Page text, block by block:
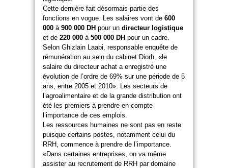
Cette dernière fait désormais partie des
fonctions en vogue. Les salaires vont de 600
000 à 900 000 DH pour un directeur logistique
et de 220 000 à 500 000 DH pour un cadre.
Selon Ghizlain Laabi, responsable enquête de
rémunération au sein du cabinet Diorh, «le
salaire du directeur achat a enregistré une
évolution de l’ordre de 69% sur une période de 5
ans, entre 2005 et 2010». Les secteurs de
l’agroalimentaire et de la grande distribution ont
été les premiers à prendre en compte
l’importance de ces emplois.
Les ressources humaines ne sont pas en reste
puisque certains postes, notamment celui du
RRH, commence à prendre de l’importance.
«Dans certaines entreprises, on va même
assister au recrutement de RRH par domaine